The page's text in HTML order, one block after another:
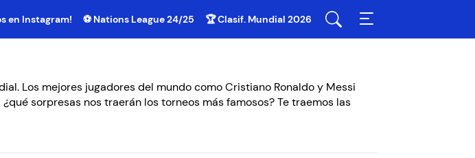
en Instagram! ⚽ Nations League 24/25 🏆 Clasif. Mundial 2026
Los mejores jugadores del mundo como Cristiano Ronaldo y Messi
sorpresas nos traerán los torneos más famosos? Te traemos las